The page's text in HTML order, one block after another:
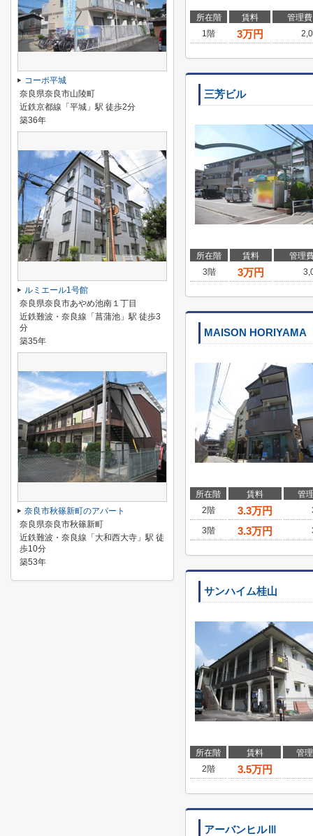
所在階 賃料
管理
1階
3万円
三芳ビル
所在階 賃料
管理
3階
3万円
MAISON HORIYAMA
所在階 賃料
管
2階
3.3万円
3階 3.3万円
サンハイム桂山
所在階 賃料
管
2階
3.5万円
アーバンヒルⅢ
コーポ平城
奈良県奈良市山陵町
近鉄京都線「平城」駅 徒歩2分
築36年
ルミエール1号館
奈良県奈良市あやめ池南１丁目
近鉄難波・奈良線「菖蒲池」駅 徒歩3
分
築35年
奈良市秋篠新町のアパート
奈良県奈良市秋篠新町
近鉄難波・奈良線「大和西大寺」駅 徒
歩10分
築53年